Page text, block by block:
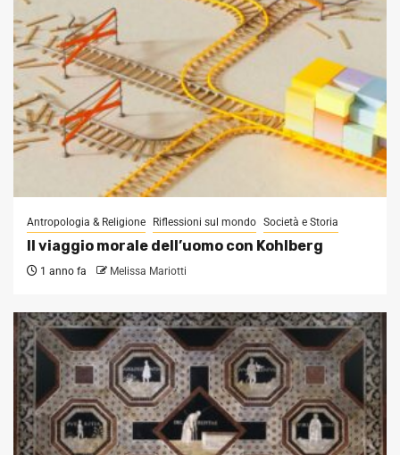
Antropologia & Religione Riflessioni sul mondo Società e Storia
Il viaggio morale dell’uomo con Kohlberg
1 anno fa Melissa Mariotti